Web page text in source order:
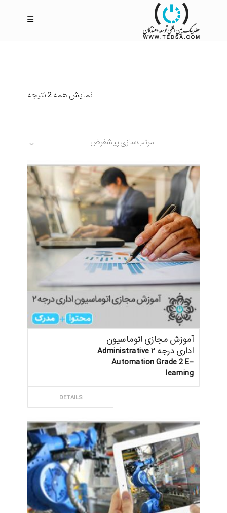
نمایش همه 2 نتیجه
مرتب‌سازی پیشفرض
آموزش مجازی اتوماسیون
اداری درجه ۲ Administrative
Automation Grade 2 E-
learning
DETAILS